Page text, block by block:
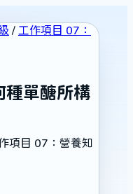
/ 工作項目 07：
種單醣所構
項目 07：營養知